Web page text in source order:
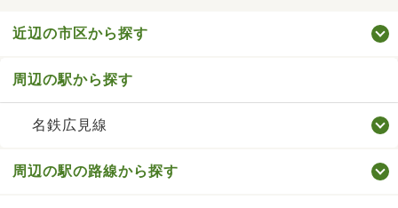
近辺の市区から探す
周辺の駅から探す
名鉄広見線
周辺の駅の路線から探す